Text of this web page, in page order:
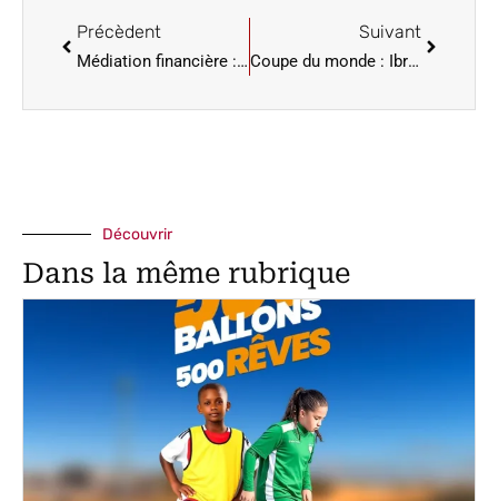
Précèdent
Médiation financière : plus de 5 000 dossiers traités et 7 milliards FCFA récupéré en 17 ans
Suivant
‎Coupe du monde : Ibrahim Mbaye, Antoine Mendy et Yehvann Diouf ont rejoint la Tanière
Découvrir
Dans la même rubrique